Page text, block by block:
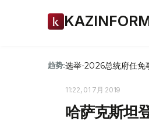
趋势:选举-2026总统府任免
11:22, 01 7月 2019
哈萨克斯坦